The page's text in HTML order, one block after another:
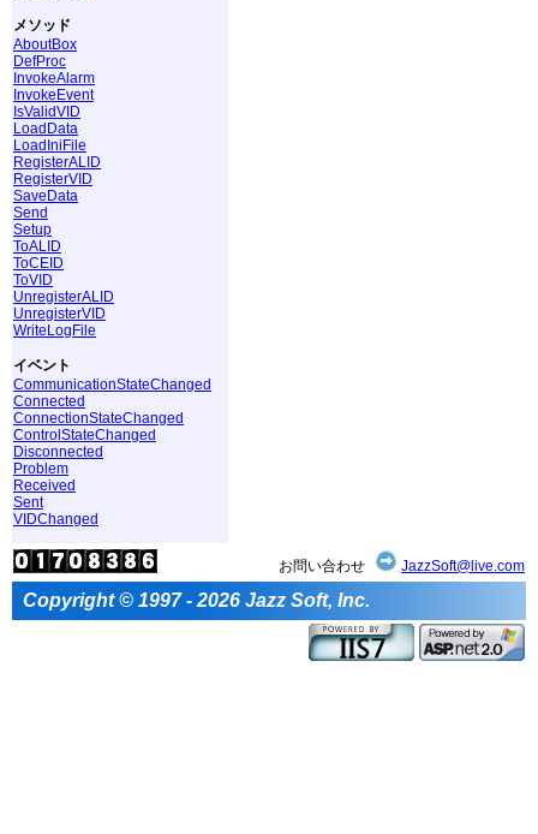
メソッド
AboutBox
DefProc
InvokeAlarm
InvokeEvent
IsValidVID
LoadData
LoadIniFile
RegisterALID
RegisterVID
SaveData
Send
Setup
ToALID
ToCEID
ToVID
UnregisterALID
UnregisterVID
WriteLogFile
イベント
CommunicationStateChanged
Connected
ConnectionStateChanged
ControlStateChanged
Disconnected
Problem
Received
Sent
VIDChanged
お問い合わせ JazzSoft@live.com
Copyright © 1997 - 2026 Jazz Soft, Inc.